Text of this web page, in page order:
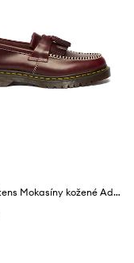
Dr. Martens Mokasíny kožené Adrian Ben Tassel Loafer